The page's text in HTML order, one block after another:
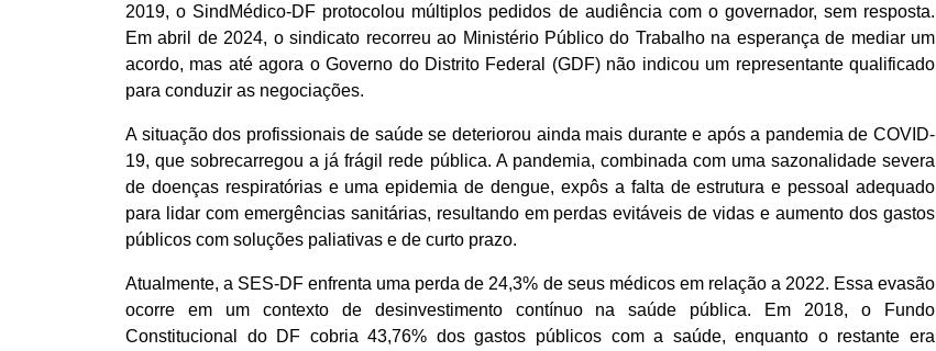
2019, o SindMédico-DF protocolou múltiplos pedidos de audiência com o governador, sem resposta.
Em abril de 2024, o sindicato recorreu ao Ministério Público do Trabalho na esperança de mediar um
acordo, mas até agora o Governo do Distrito Federal (GDF) não indicou um representante qualificado
para conduzir as negociações.
A situação dos profissionais de saúde se deteriorou ainda mais durante e após a pandemia de COVID-
19, que sobrecarregou a já frágil rede pública. A pandemia, combinada com uma sazonalidade severa
de doenças respiratórias e uma epidemia de dengue, expôs a falta de estrutura e pessoal adequado
para lidar com emergências sanitárias, resultando em perdas evitáveis de vidas e aumento dos gastos
públicos com soluções paliativas e de curto prazo.
Atualmente, a SES-DF enfrenta uma perda de 24,3% de seus médicos em relação a 2022. Essa evasão
ocorre em um contexto de desinvestimento contínuo na saúde pública. Em 2018, o Fundo
Constitucional do DF cobria 43,76% dos gastos públicos com a saúde, enquanto o restante era